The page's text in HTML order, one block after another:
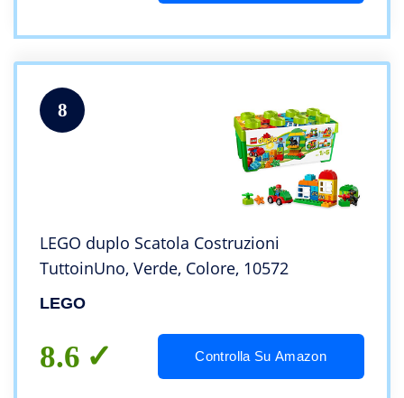
8
LEGO duplo Scatola Costruzioni
TuttoinUno, Verde, Colore, 10572
LEGO
8.6 Controlla Su Amazon